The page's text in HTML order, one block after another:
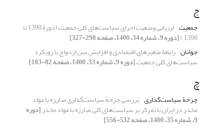
ج
جمعیت ارزیابی وضعیت اجرای سیاست‌های کلی جمعیت (دورۀ 1390 تا
1398 ) [دوره 9، شماره 34، 1400، صفحه 298-327]
جوانان رابطۀ متغیرهای اقتصادی و افزایش سن ازدواج با رویکرد
سیاست‌های کلی جمعیت[دوره 9، شماره 33، 1400، صفحه 82-103]
چ
چرخۀ سیاست‌گذاری بررسی چرخۀ سیاست‌گذاری مبارزه با مواد
مخدر در ایران با تمرکز بر سیاست‌های کلی مبارزه با مواد مخدر[دوره
9، شماره 35، 1400، صفحه 532-556]